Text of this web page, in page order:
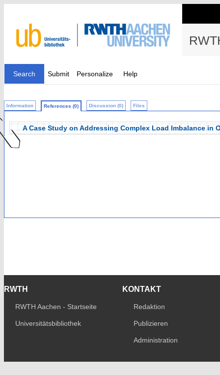
Search Submit Personalize Help
Information References (0) Discussion (0) Files
A Case Study on Addressing Complex Load Imbalance in
RWTH
RWTH Aachen - Startseite
Universitätsbibliothek
KONTAKT
Redaktion
Publizieren
Administration